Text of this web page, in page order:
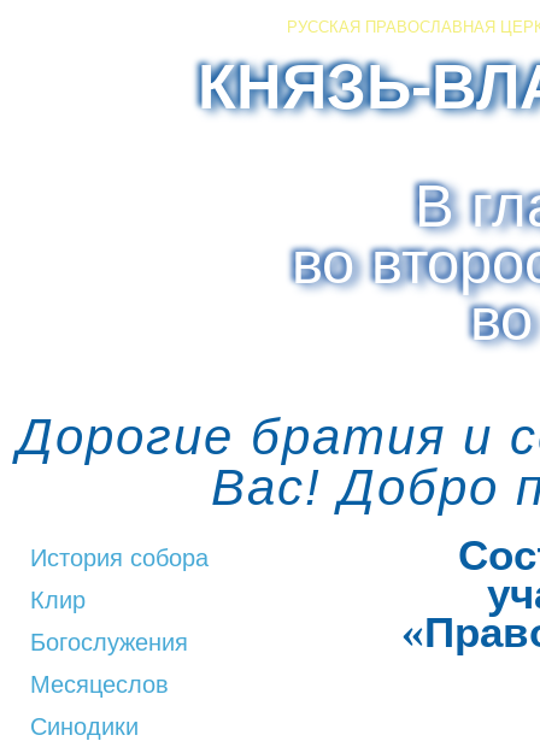
РУССКАЯ ПРАВОСЛАВНАЯ
КНЯЗЬ-
В
во
Дорогие братия и
Вас! Добро
История собора
Клир
Богослужения
Месяцеслов
Синодики